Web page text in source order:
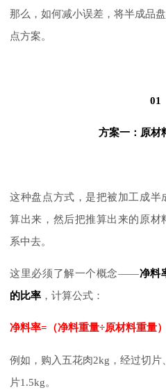
那么，如何减小误差，将半成品
点方案。
01
方案一：原材
这种盘点方式，是把被加工成半
算出来，然后把推算出来的原
系中去。
这里必须了解一个概念——净料
的比率 ，计算公式：
净料率=（净料重量÷原材料重量
例如，购入五花肉2kg，经过切
片1.5kg。